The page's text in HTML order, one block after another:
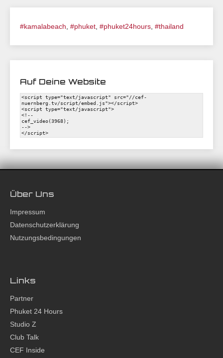
#kamalabeach #phuket #phuket24hours #thailand
Auf Deine Website
Über Uns
Impressum
Datenschutzerklärung
Nutzungsbedingungen
Links
Partner
Phuket 24 Hours
Studio Z
Club Talk
CEF Inside